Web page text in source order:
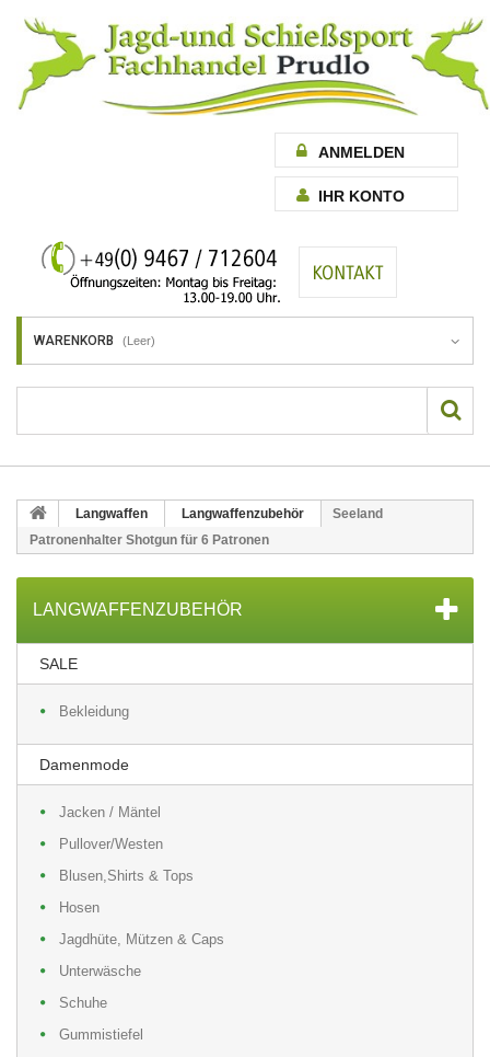
ANMELDEN
IHR KONTO
WARENKORB (Leer)
Langwaffen Langwaffenzubehör
Seeland
Patronenhalter Shotgun für 6 Patronen
LANGWAFFENZUBEHÖR
SALE
Bekleidung
Damenmode
Jacken / Mäntel
Pullover/Westen
Blusen,Shirts & Tops
Hosen
Jagdhüte, Mützen & Caps
Unterwäsche
Schuhe
Gummistiefel